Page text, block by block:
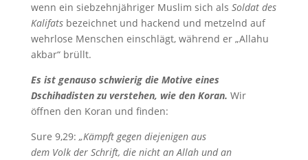
wenn ein siebzehnjähriger Muslim sich als Soldat des
Kalifatsbezeichnet und hackend und metzelnd auf
wehrlose Menschen einschlägt, während er „Allahu
akbar“ brüllt.
Es ist genauso schwierig die Motive eines
Dschihadisten zu verstehen, wie den Koran. Wir
öffnen den Koran und finden:
Sure 9,29: „Kämpft gegen diejenigen aus
dem Volk der Schrift, die nicht an Allah und an